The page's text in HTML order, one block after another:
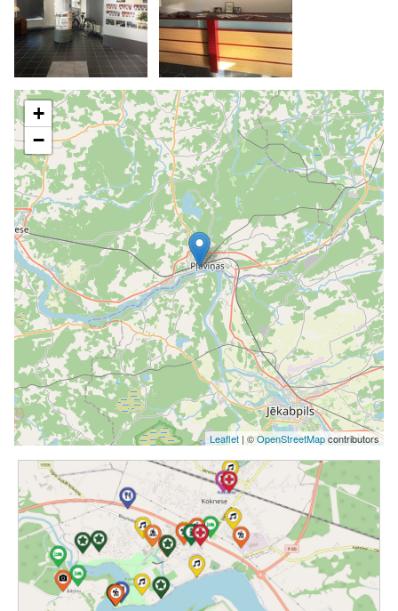
+
−
Leaflet | ©OpenStreetMapcontributors